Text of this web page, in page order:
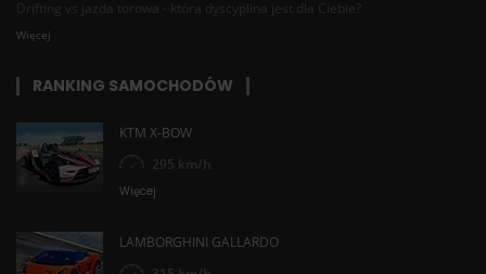
Drifting vs jazda torowa - która dyscyplina jest dla Ciebie?
Więcej
RANKING SAMOCHODÓW
KTM X-BOW
295 km/h
Więcej
LAMBORGHINI GALLARDO